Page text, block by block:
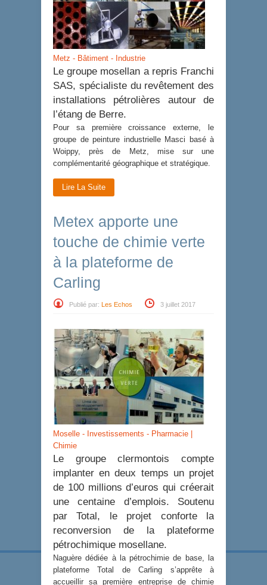
Metz - Bâtiment - Industrie
Le groupe mosellan a repris Franchi
SAS, spécialiste du revêtement des
installations pétrolières autour de
l’étang de Berre.
Pour sa première croissance externe, le
groupe de peinture industrielle Masci basé à
Woippy, près de Metz, mise sur une
complémentarité géographique et stratégique.
Lire La Suite
Metex apporte une
touche de chimie verte
à la plateforme de
Carling
Publié par: Les Echos 3 juillet 2017
Moselle - Investissements - Pharmacie |
Chimie
Le groupe clermontois compte
implanter en deux temps un projet
de 100 millions d’euros qui créerait
une centaine d’emplois. Soutenu
par Total, le projet conforte la
reconversion de la plateforme
pétrochimique mosellane.
Naguère dédiée à la pétrochimie de base, la
plateforme Total de Carling s’apprête à
accueillir sa première entreprise de chimie